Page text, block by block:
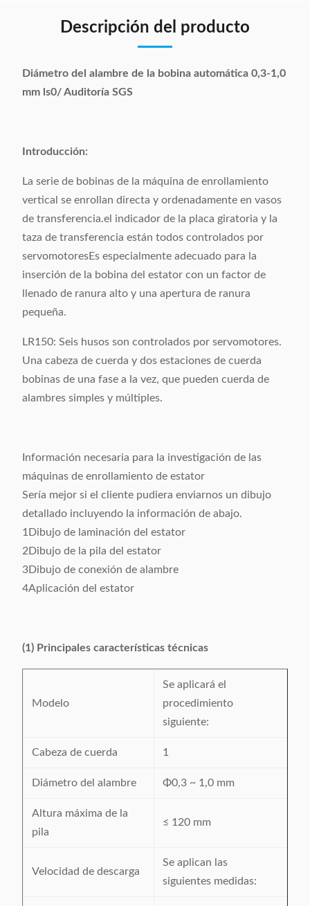
Descripción del producto
Diámetro del alambre de la bobina automática 0,3-1,0
mm ls0/ Auditoría SGS
Introducción:
La serie de bobinas de la máquina de enrollamiento
vertical se enrollan directa y ordenadamente en vasos
de transferencia.el indicador de la placa giratoria y la
taza de transferencia están todos controlados por
servomotoresEs especialmente adecuado para la
inserción de la bobina del estator con un factor de
llenado de ranura alto y una apertura de ranura
pequeña.
LR150: Seis husos son controlados por servomotores.
Una cabeza de cuerda y dos estaciones de cuerda
bobinas de una fase a la vez, que pueden cuerda de
alambres simples y múltiples.
Información necesaria para la investigación de las
máquinas de enrollamiento de estator
Sería mejor si el cliente pudiera enviarnos un dibujo
detallado incluyendo la información de abajo.
1Dibujo de laminación del estator
2Dibujo de la pila del estator
3Dibujo de conexión de alambre
4Aplicación del estator
(1) Principales características técnicas
Modelo
Se aplicará el
procedimiento
siguiente:
Cabeza de cuerda 1
Diámetro del alambre Φ0,3 ~ 1,0 mm
Altura máxima de la
pila
≤ 120 mm
Velocidad de descarga
Se aplican las
siguientes medidas: